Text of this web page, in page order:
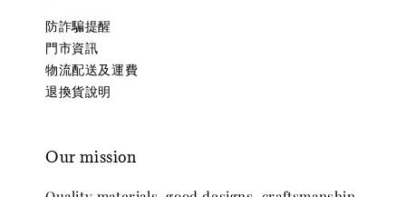
防詐騙提醒
門市資訊
物流配送及運費
退換貨說明
Our mission